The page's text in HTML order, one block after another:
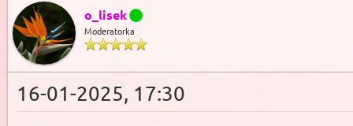
o_lisek
Moderatorka
16-01-2025, 17:30